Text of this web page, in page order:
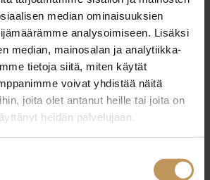
median ominaisuuksien
analysoimiseen. Lisäksi
median, mainosalan ja analytiikka-
tietoja siitä, miten käytät
voivat yhdistää näitä
joita olet antanut heille tai joita on
heidän palvelujaan.